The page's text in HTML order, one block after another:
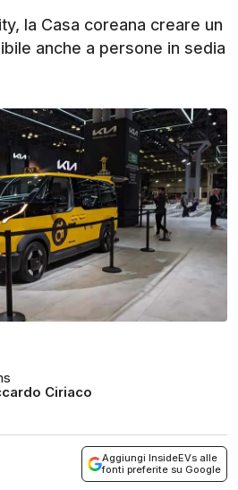
la Casa coreana creare un
anche a persone in sedia
Ciriaco
Aggiungi InsideEVs alle
fonti preferite su Google